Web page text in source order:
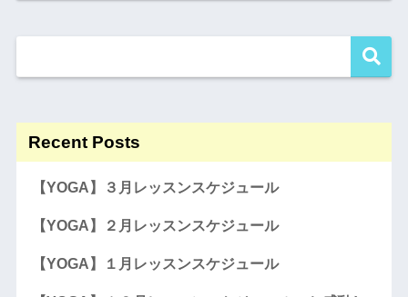
Recent Posts
【YOGA】３月レッスンスケジュール
【YOGA】２月レッスンスケジュール
【YOGA】１月レッスンスケジュール